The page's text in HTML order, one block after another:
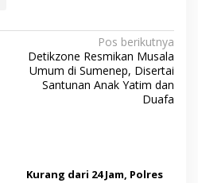
Pos berikutnya
Detikzone Resmikan Musala
Umum di Sumenep, Disertai
Santunan Anak Yatim dan
Duafa
Kurang dari 24 Jam, Polres